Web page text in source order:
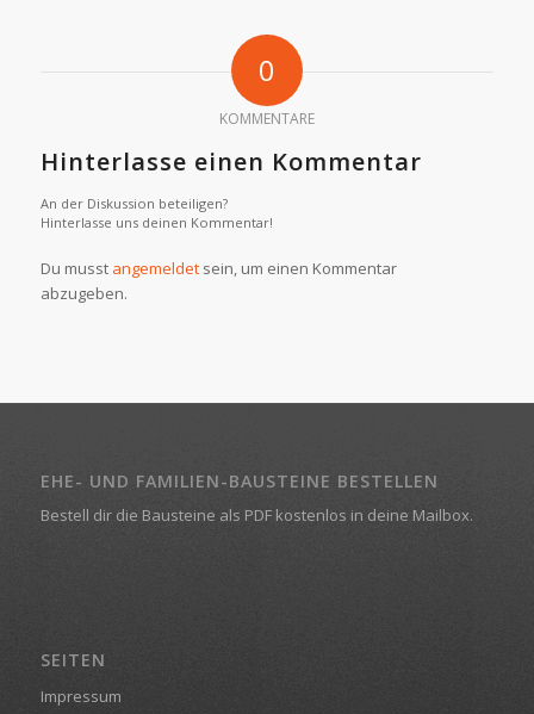
0
KOMMENTARE
Hinterlasse einen Kommentar
An der Diskussion beteiligen?
Hinterlasse uns deinen Kommentar!
Du musst angemeldetsein, um einen Kommentar
abzugeben.
EHE- UND FAMILIEN-BAUSTEINE BESTELLEN
Bestell dir die Bausteine als PDF kostenlos in deine Mailbox.
SEITEN
Impressum